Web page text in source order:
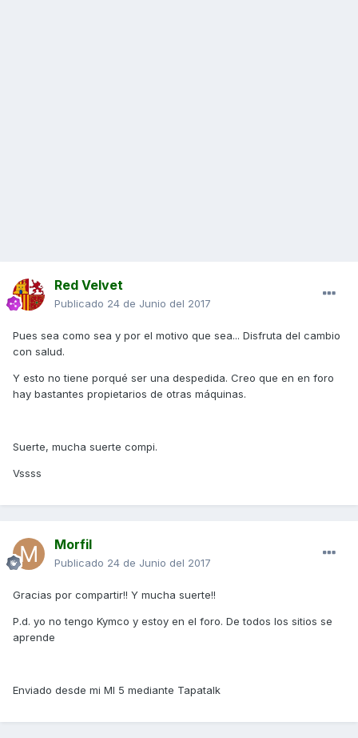
Red Velvet
Publicado 24 de Junio del 2017
Pues sea como sea y por el motivo que sea... Disfruta del cambio
con salud.
Y esto no tiene porqué ser una despedida. Creo que en en foro
hay bastantes propietarios de otras máquinas.
Suerte, mucha suerte compi.
Vssss
Morfil
Publicado 24 de Junio del 2017
Gracias por compartir!! Y mucha suerte!!
P.d. yo no tengo Kymco y estoy en el foro. De todos los sitios se
aprende
Enviado desde mi MI 5 mediante Tapatalk